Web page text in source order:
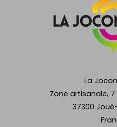
La
Zone artisanale,
37300